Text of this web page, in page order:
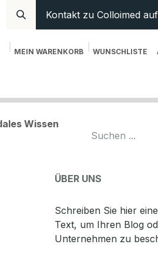
Kontakt zu Colloimed
MEIN WARENKORB WUNSCHLISTE
Wissen
ÜBER UNS
Schreiben Sie hier
Text, um Ihren Blog
Unternehmen zu